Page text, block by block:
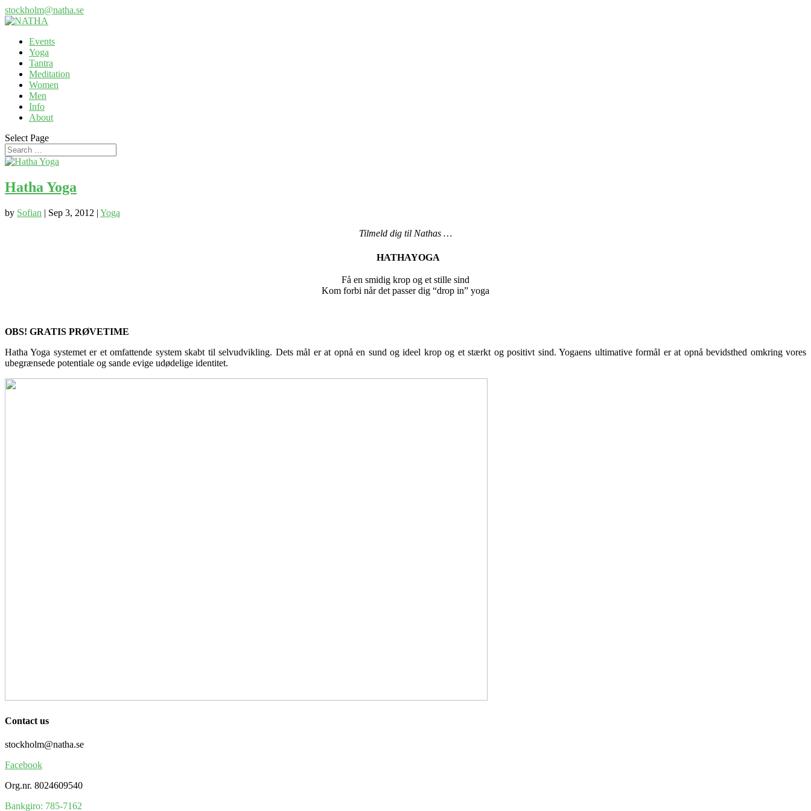
stockholm@natha.se
Events
Yoga
Tantra
Meditation
Women
Men
Info
About
Select Page
Hatha Yoga
by Sofian | Sep 3, 2012 | Yoga
Tilmeld dig til Nathas …
HATHAYOGA
Få en smidig krop og et stille sind
Kom forbi når det passer dig “drop in” yoga
OBS! GRATIS PRØVETIME
Hatha Yoga systemet er et omfattende system skabt til selvudvikling. Dets mål er at opnå en sund og ideel krop og et stærkt og positivt sind. Yogaens ultimative formål er at opnå bevidsthed omkring vores
ubegrænsede potentiale og sande evige udødelige identitet.
Contact us
stockholm@natha.se
Facebook
Org.nr. 8024609540
Bankgiro: 785-7162